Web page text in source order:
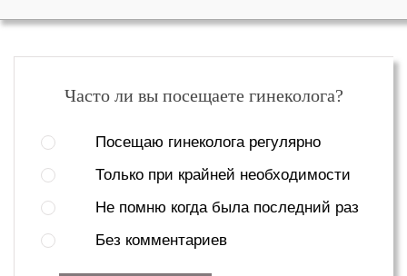
Часто ли вы посещаете гинеколога?
Посещаю гинеколога регулярно
Только при крайней необходимости
Не помню когда была последний раз
Без комментариев